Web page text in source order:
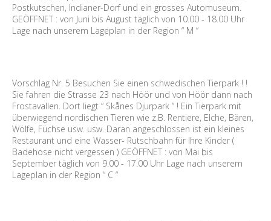
Postkutschen, Indianer-Dorf und ein grosses Automuseum.
GEÖFFNET : von Juni bis August täglich von 10.00 - 18.00 Uhr
Lage nach unserem Lageplan in der Region “ M “
Vorschlag Nr. 5 Besuchen Sie einen schwedischen Tierpark ! !
Sie fahren die Strasse 23 nach Höör und von Höör dann nach
Frostavallen. Dort liegt “ Skånes Djurpark “ ! Ein Tierpark mit
überwiegend nordischen Tieren wie z.B. Rentiere, Elche, Bären,
Wölfe, Füchse usw. usw. Daran angeschlossen ist ein kleines
Restaurant und eine Wasser- Rutschbahn für Ihre Kinder (
Badehose nicht vergessen ) GEÖFFNET : von Mai bis
September täglich von 9.00 - 17.00 Uhr Lage nach unserem
Lageplan in der Region “ C “